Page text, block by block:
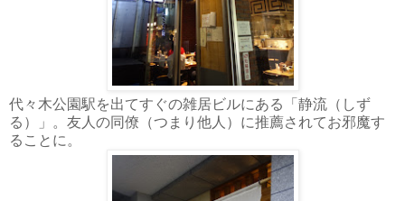
代々木公園駅を出てすぐの雑居ビルにある「静流（しず
る）」。友人の同僚（つまり他人）に推薦されてお邪魔す
ることに。